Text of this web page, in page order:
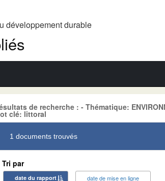
développement durable
de recherche : - Thématique:
clé: littoral
1 documents trouvés
Tri par
date du rapport date de mise en ligne